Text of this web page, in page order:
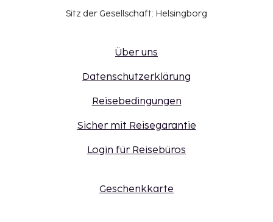
Sitz der Gesellschaft: Helsingborg
Über uns
Datenschutzerklärung
Reisebedingungen
Sicher mit Reisegarantie
Login für Reisebüros
Geschenkkarte